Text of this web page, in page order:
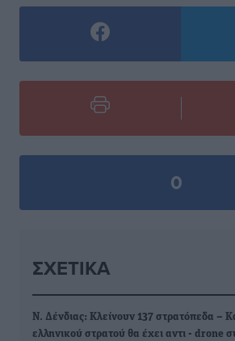
0
ΣΧΕΤΙΚΆ
Ν. Δένδιας: Κλείνουν 137 στρατόπεδα –
ελληνικού στρατού θα έχει αντι - drone